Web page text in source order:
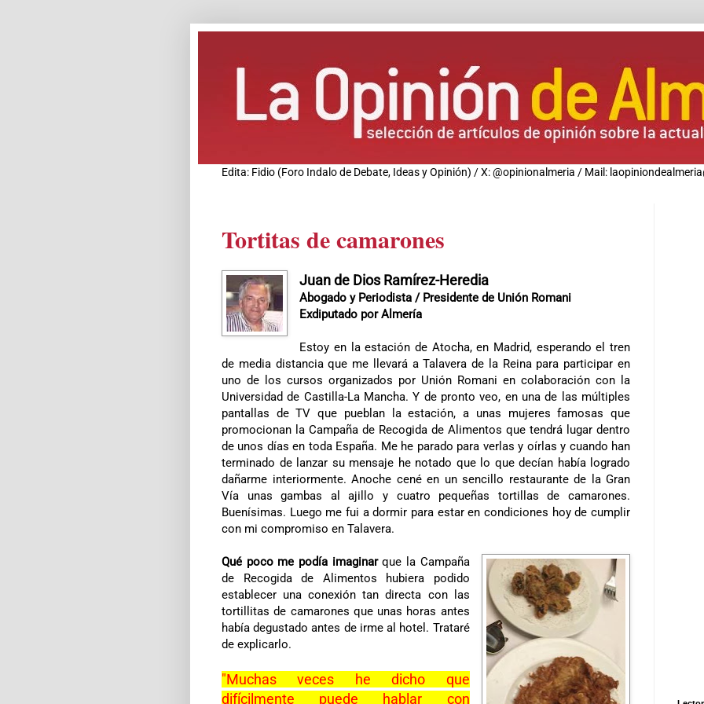
Edita: Fidio (Foro Indalo de Debate, Ideas y Opinión) / X: @opinionalmeria / Mail:
Tortitas de camarones
Juan de Dios Ramírez-Heredia
Abogado y Periodista / Presidente de Unión Romani
Exdiputado por Almería
Estoy en la estación de Atocha, en Madrid, esperando el tren
de media distancia que me llevará a Talavera de la Reinapara participar en
uno de los cursos organizados por Unión Romani en colaboración con
la
Universidad de Castilla-La Mancha. Y de pronto veo, en una de las múltiples
pantallas de TV que pueblan la estación, a unas mujeres famosas que
promocionan la Campaña de Recogida de Alimentos que tendrá lugar dentro
de unos días en toda España. Me he parado para verlas y oírlas y cuando han
terminado de lanzar su mensaje he notado que lo que decían había logrado
dañarme interiormente. Anoche cené en un sencillo restaurante de
la Gran
Vía unas gambas al ajillo y cuatro pequeñas tortillas de camarones.
Buenísimas. Luego me fui a dormir para estar en condiciones hoy de cumplir
con mi compromiso en Talavera.
Qué poco me podía imaginarque la Campaña
de Recogida de Alimentos hubiera podido
establecer una conexión tan directa con las
tortillitas de camarones que unas horas antes
había degustado antes de irme al hotel. Trataré
de explicarlo.
"Muchas veces he dicho que
difícilmente puede hablar con